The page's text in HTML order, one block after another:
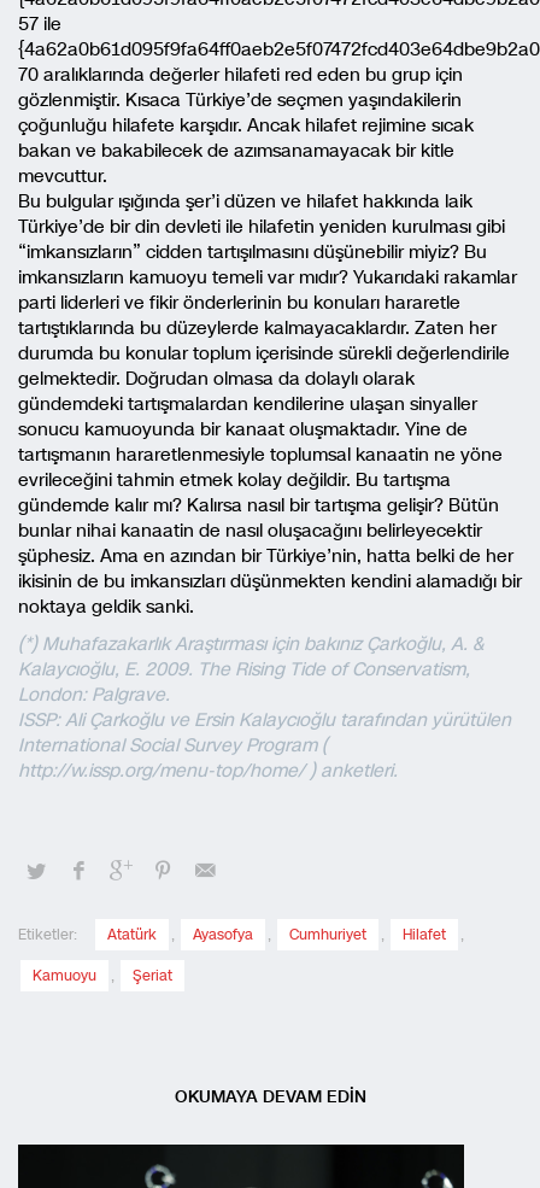
57 ile
70 aralıklarında değerler hilafeti red eden bu grup için
gözlenmiştir. Kısaca Türkiye’de seçmen yaşındakilerin
çoğunluğu hilafete karşıdır. Ancak hilafet rejimine sıcak
bakan ve bakabilecek de azımsanamayacak bir kitle
mevcuttur.
Bu bulgular ışığında şer’i düzen ve hilafet hakkında laik
Türkiye’de bir din devleti ile hilafetin yeniden kurulması gibi
“imkansızların” cidden tartışılmasını düşünebilir miyiz? Bu
imkansızların kamuoyu temeli var mıdır? Yukarıdaki rakamlar
parti liderleri ve fikir önderlerinin bu konuları hararetle
tartıştıklarında bu düzeylerde kalmayacaklardır. Zaten her
durumda bu konular toplum içerisinde sürekli değerlendirile
gelmektedir. Doğrudan olmasa da dolaylı olarak
gündemdeki tartışmalardan kendilerine ulaşan sinyaller
sonucu kamuoyunda bir kanaat oluşmaktadır. Yine de
tartışmanın hararetlenmesiyle toplumsal kanaatin ne yöne
evrileceğini tahmin etmek kolay değildir. Bu tartışma
gündemde kalır mı? Kalırsa nasıl bir tartışma gelişir? Bütün
bunlar nihai kanaatin de nasıl oluşacağını belirleyecektir
şüphesiz. Ama en azından bir Türkiye’nin, hatta belki de her
ikisinin de bu imkansızları düşünmekten kendini alamadığı bir
noktaya geldik sanki.
(*) Muhafazakarlık Araştırması için bakınız Çarkoğlu, A. &
Kalaycıoğlu, E. 2009. The Rising Tide of Conservatism,
London: Palgrave.
ISSP: Ali Çarkoğlu ve Ersin Kalaycıoğlu tarafından yürütülen
International Social Survey Program (
http://w.issp.org/menu-top/home/ ) anketleri.
Etiketler: Atatürk , Ayasofya , Cumhuriyet , Hilafet ,
Kamuoyu , Şeriat
OKUMAYA DEVAM EDİN